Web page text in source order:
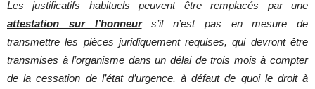
Les justificatifs habituels peuvent être remplacés par une
attestation sur l’honneurs’il n’est pas en mesure de
transmettre les pièces juridiquement requises, qui devront être
transmises à l’organisme dans un délai de trois mois à compter
de la cessation de l’état d’urgence, à défaut de quoi le droit à